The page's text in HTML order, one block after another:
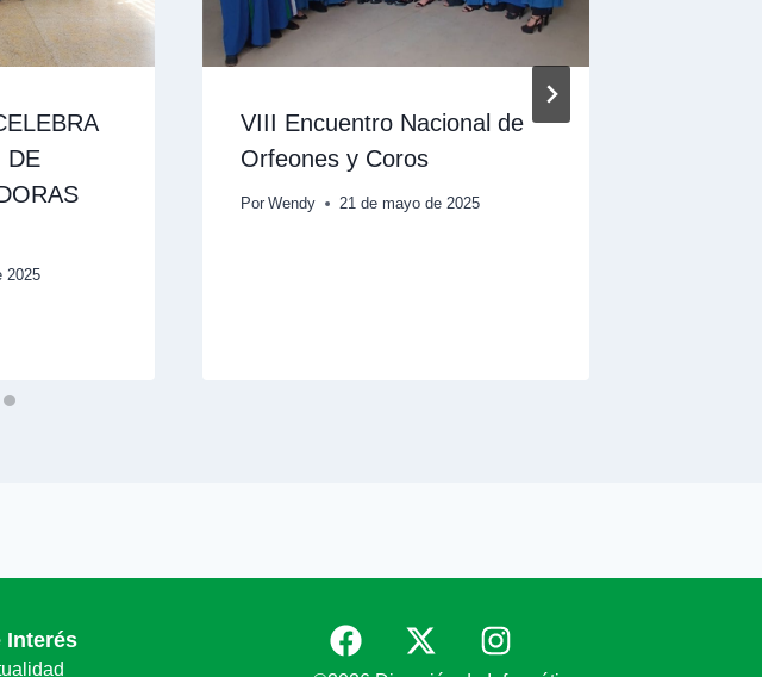
DE
2025
VIII Encuentro Nacional de
Orfeones y Coros
Por Wendy 21 de mayo de 2025
Interés